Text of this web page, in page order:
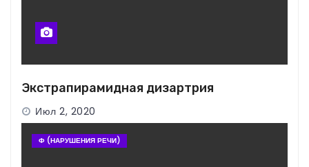
Экстрапирамидная дизартрия
Июл 2, 2020
Ф (НАРУШЕНИЯ РЕЧИ)